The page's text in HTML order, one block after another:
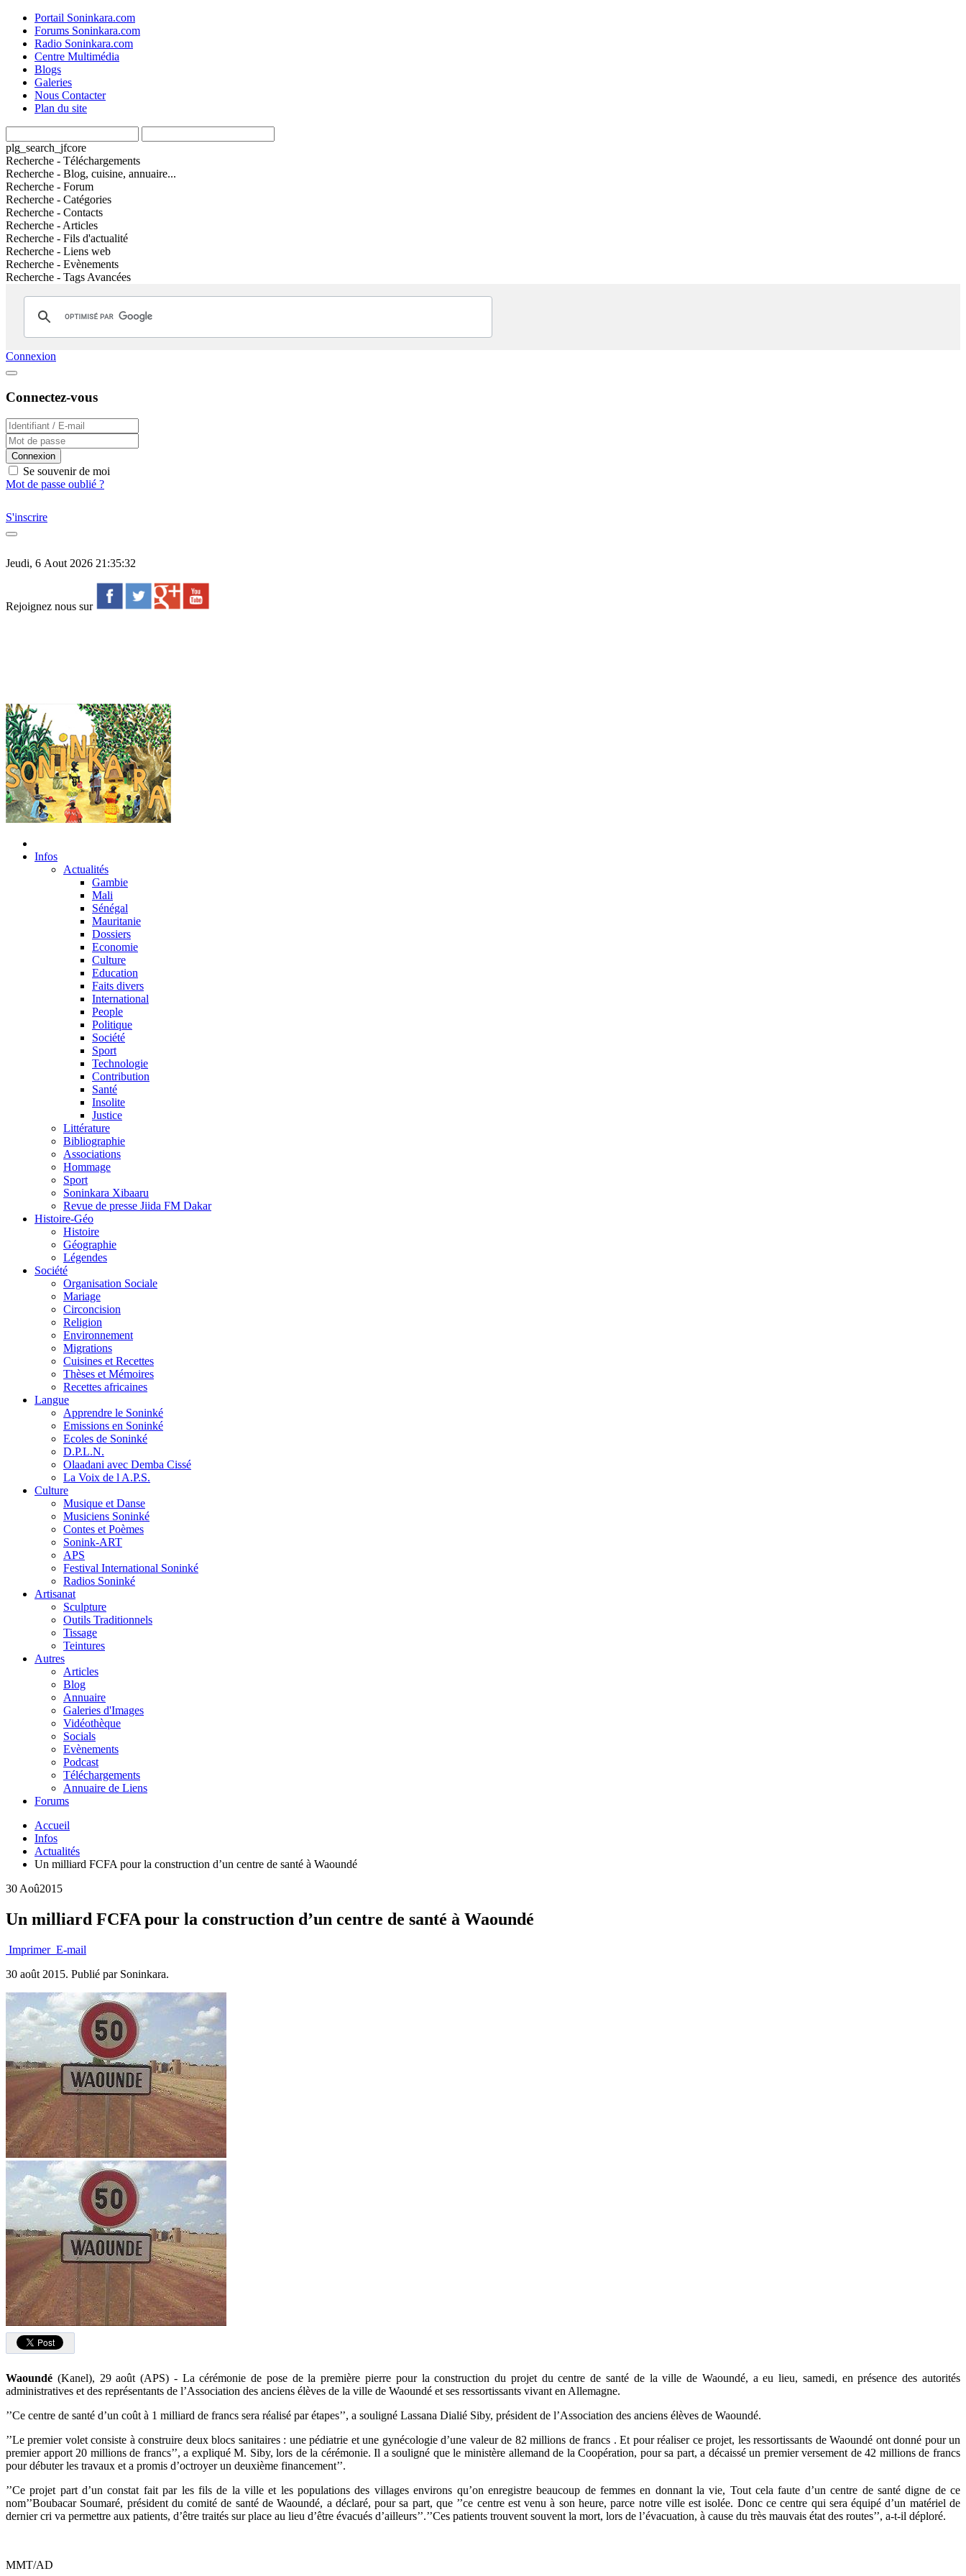
Portail Soninkara.com
Forums Soninkara.com
Radio Soninkara.com
Centre Multimédia
Blogs
Galeries
Nous Contacter
Plan du site
plg_search_jfcore
Recherche - Téléchargements
Recherche - Blog, cuisine, annuaire...
Recherche - Forum
Recherche - Catégories
Recherche - Contacts
Recherche - Articles
Recherche - Fils d'actualité
Recherche - Liens web
Recherche - Evènements
Recherche - Tags Avancées
Connexion
Connectez-vous
Connexion
Se souvenir de moi
Mot de passe oublié ?
S'inscrire
Jeudi, 6 Aout 2026 21:35:32
Rejoignez nous sur
Infos
Actualités
Gambie
Mali
Sénégal
Mauritanie
Dossiers
Economie
Culture
Education
Faits divers
International
People
Politique
Société
Sport
Technologie
Contribution
Santé
Insolite
Justice
Littérature
Bibliographie
Associations
Hommage
Sport
Soninkara Xibaaru
Revue de presse Jiida FM Dakar
Histoire-Géo
Histoire
Géographie
Légendes
Société
Organisation Sociale
Mariage
Circoncision
Religion
Environnement
Migrations
Cuisines et Recettes
Thèses et Mémoires
Recettes africaines
Langue
Apprendre le Soninké
Emissions en Soninké
Ecoles de Soninké
D.P.L.N.
Olaadani avec Demba Cissé
La Voix de l A.P.S.
Culture
Musique et Danse
Musiciens Soninké
Contes et Poèmes
Sonink-ART
APS
Festival International Soninké
Radios Soninké
Artisanat
Sculpture
Outils Traditionnels
Tissage
Teintures
Autres
Articles
Blog
Annuaire
Galeries d'Images
Vidéothèque
Socials
Evènements
Podcast
Téléchargements
Annuaire de Liens
Forums
Accueil
Infos
Actualités
Un milliard FCFA pour la construction d’un centre de santé à Waoundé
30 Aoû2015
Un milliard FCFA pour la construction d’un centre de santé à Waoundé
Imprimer E-mail
30 août 2015. Publié par Soninkara.
Waoundé (Kanel), 29 août (APS) - La cérémonie de pose de la première pierre pour la construction du projet du centre de santé de la ville de Waoundé, a eu lieu, samedi, en présence des autorités
administratives et des représentants de l’Association des anciens élèves de la ville de Waoundé et ses ressortissants vivant en Allemagne.
’’Ce centre de santé d’un coût à 1 milliard de francs sera réalisé par étapes’’, a souligné Lassana Dialié Siby, président de l’Association des anciens élèves de Waoundé.
’’Le premier volet consiste à construire deux blocs sanitaires : une pédiatrie et une gynécologie d’une valeur de 82 millions de francs . Et pour réaliser ce projet, les ressortissants de Waoundé ont donné pour un
premier apport 20 millions de francs’’, a expliqué M. Siby, lors de la cérémonie. Il a souligné que le ministère allemand de la Coopération, pour sa part, a décaissé un premier versement de 42 millions de francs
pour débuter les travaux et a promis d’octroyer un deuxième financement’’.
’’Ce projet part d’un constat fait par les fils de la ville et les populations des villages environs qu’on enregistre beaucoup de femmes en donnant la vie, Tout cela faute d’un centre de santé digne de ce
nom’’Boubacar Soumaré, président du comité de santé de Waoundé, a déclaré, pour sa part, que ’’ce centre est venu à son heure, parce notre ville est isolée. Donc ce centre qui sera équipé d’un matériel de
dernier cri va permettre aux patients, d’être traités sur place au lieu d’être évacués d’ailleurs’’.’’Ces patients trouvent souvent la mort, lors de l’évacuation, à cause du très mauvais état des routes’’, a-t-il déploré.
MMT/AD